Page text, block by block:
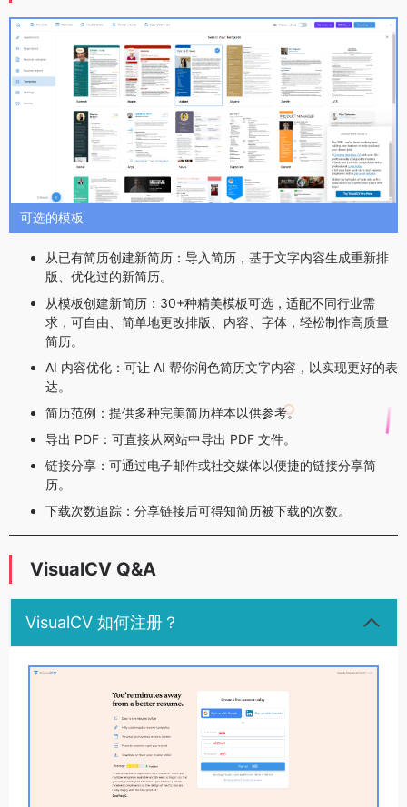
可选的模板
从已有简历创建新简历：导入简历，基于文字内容生成重新排
版、优化过的新简历。
从模板创建新简历：30+种精美模板可选，适配不同行业需
求，可自由、简单地更改排版、内容、字体，轻松制作高质量
简历。
AI 内容优化：可让 AI 帮你润色简历文字内容，以实现更好的表
达。
简历范例：提供多种完美简历样本以供参考。
导出 PDF：可直接从网站中导出 PDF 文件。
链接分享：可通过电子邮件或社交媒体以便捷的链接分享简
历。
下载次数追踪：分享链接后可得知简历被下载的次数。
VisualCV Q&A
VisualCV 如何注册？